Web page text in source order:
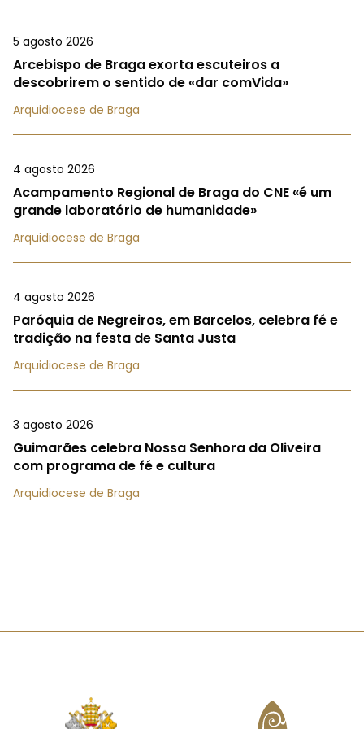
5 agosto 2026
Arcebispo de Braga exorta escuteiros a
descobrirem o sentido de «dar comVida»
Arquidiocese de Braga
4 agosto 2026
Acampamento Regional de Braga do CNE «é um
grande laboratório de humanidade»
Arquidiocese de Braga
4 agosto 2026
Paróquia de Negreiros, em Barcelos, celebra fé e
tradição na festa de Santa Justa
Arquidiocese de Braga
3 agosto 2026
Guimarães celebra Nossa Senhora da Oliveira
com programa de fé e cultura
Arquidiocese de Braga